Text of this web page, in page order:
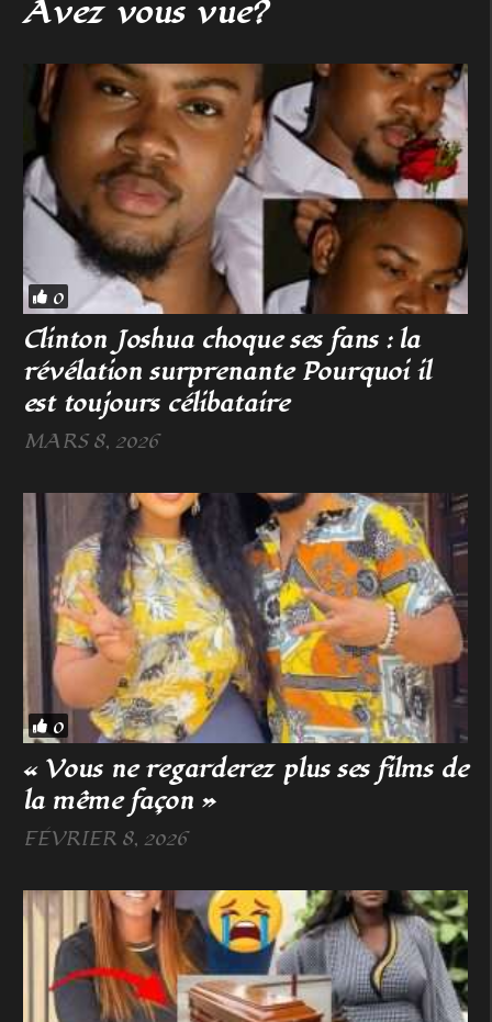
Avez vous vue?
0
Clinton Joshua choque ses fans : la
révélation surprenante Pourquoi il
est toujours célibataire
MARS 8, 2026
0
« Vous ne regarderez plus ses films de
la même façon »
FÉVRIER 8, 2026